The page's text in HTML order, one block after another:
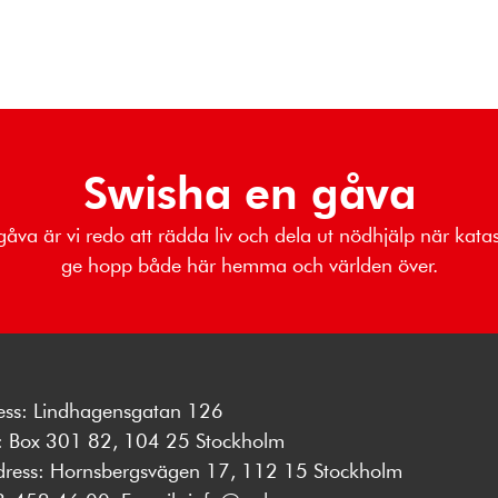
Swisha en gåva
är vi redo att rädda liv och dela ut nödhjälp när
ge hopp både här hemma och världen över.
Lindhagensgatan 126
Box 301 82, 104 25 Stockholm
Hornsbergsvägen 17, 112 15 Stockholm